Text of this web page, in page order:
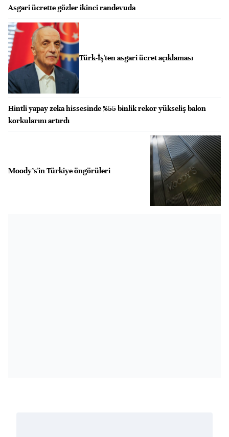
Asgari ücrette gözler ikinci randevuda
Türk-İş'ten asgari ücret açıklaması
Hintli yapay zeka hissesinde %55 binlik rekor yükseliş balon
korkularını artırdı
Moody's'in Türkiye öngörüleri